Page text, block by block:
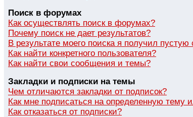
Поиск в форумах
Как осуществлять поиск в форумах?
Почему поиск не дает результатов?
В результате моего поиска я получил пустую
Как найти конкретного пользователя?
Как найти свои сообщения и темы?
Закладки и подписки на темы
Чем отличаются закладки от подписок?
Как мне подписаться на определенную тему
Как отказаться от подписки?